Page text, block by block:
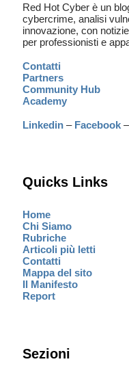
Red Hot Cyber è un
cybercrime, analisi
innovazione, con
per professionisti e
Contatti
Partners
Community Hub
Academy
Linkedin – Facebook –
Quicks Links
Home
Chi Siamo
Rubriche
Articoli più letti
Contatti
Mappa del sito
Il Manifesto
Report
Sezioni